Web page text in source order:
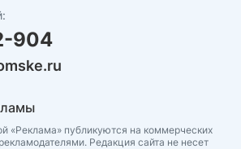
904
«Реклама» публикуются на коммерческих
Редакция сайта не несет